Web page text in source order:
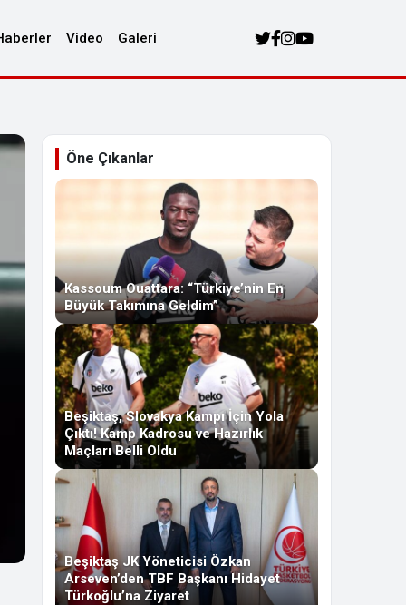
Video Galeri
Öne Çıkanlar
Kassoum Ouattara: “Türkiye’nin En
Büyük Takımına Geldim”
Beşiktaş, Slovakya Kampı İçin Yola
Çıktı! Kamp Kadrosu ve Hazırlık
Maçları Belli Oldu
Beşiktaş JK Yöneticisi Özkan
Arseven’den TBF Başkanı Hidayet
Türkoğlu’na Ziyaret